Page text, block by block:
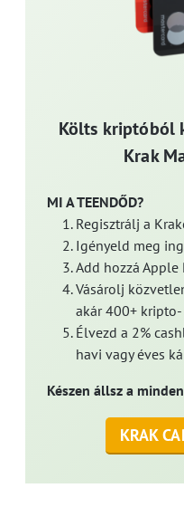
Költs kriptóból
Krak
MI A TEENDŐD?
Regisztrálj a
Igényeld meg
Add hozzá Apple
Vásárolj
akár 400+
Élvezd a 2%
havi vagy éves
Készen állsz a
KRAK